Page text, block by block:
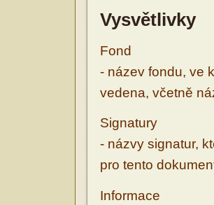
Vysvětlivky
Fond
- název fondu, ve
vedena, včetně
Signatury
- názvy signatur,
pro tento
Informace